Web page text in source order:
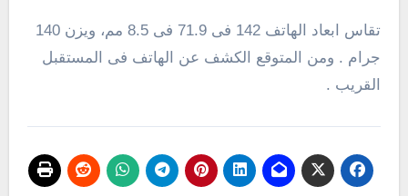
تقاس ابعاد الهاتف 142 فى 71.9 فى 8.5 مم، ويزن 140
جرام . ومن المتوقع الكشف عن الهاتف فى المستقبل
القريب .